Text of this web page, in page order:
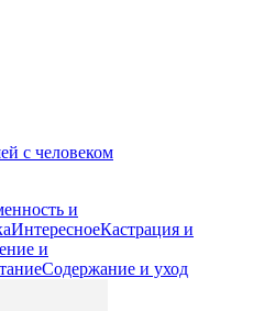
с человеком
и
ИнтересноеКастрация и
и
Содержание и уход